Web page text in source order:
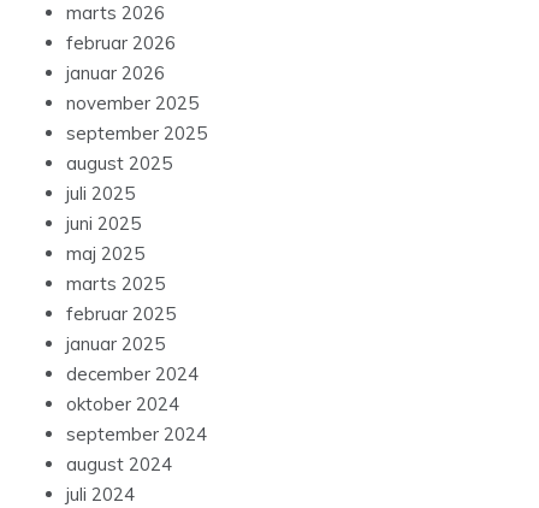
marts 2026
februar 2026
januar 2026
november 2025
september 2025
august 2025
juli 2025
juni 2025
maj 2025
marts 2025
februar 2025
januar 2025
december 2024
oktober 2024
september 2024
august 2024
juli 2024